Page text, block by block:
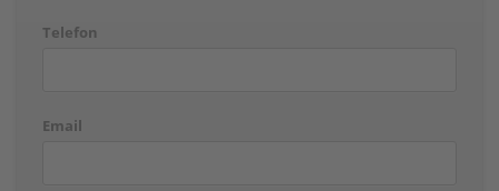
Telefon
Email